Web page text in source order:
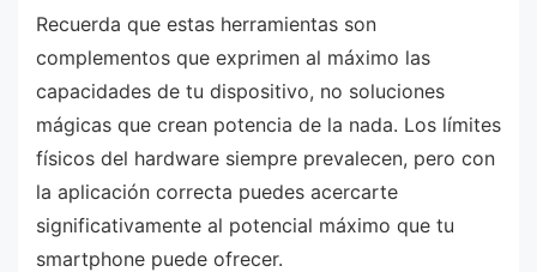
Recuerda que estas herramientas son
complementos que exprimen al máximo las
capacidades de tu dispositivo, no soluciones
mágicas que crean potencia de la nada. Los límites
físicos del hardware siempre prevalecen, pero con
la aplicación correcta puedes acercarte
significativamente al potencial máximo que tu
smartphone puede ofrecer.